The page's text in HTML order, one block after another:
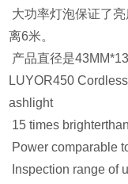
大功率灯泡保证了
离6米。
产品直径是
LUYOR450
ashlight
15 times
Power comparable
Inspection range of